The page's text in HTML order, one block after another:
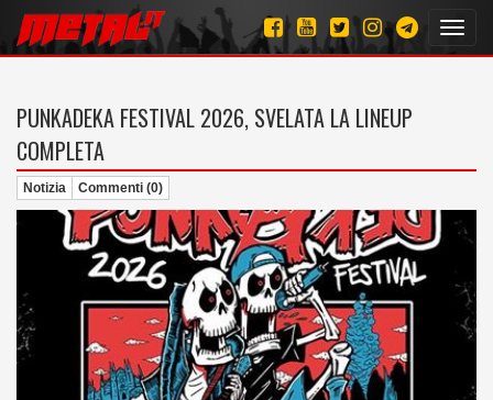
PUNKADEKA FESTIVAL 2026, SVELATA LA LINEUP
COMPLETA
Notizia Commenti (0)